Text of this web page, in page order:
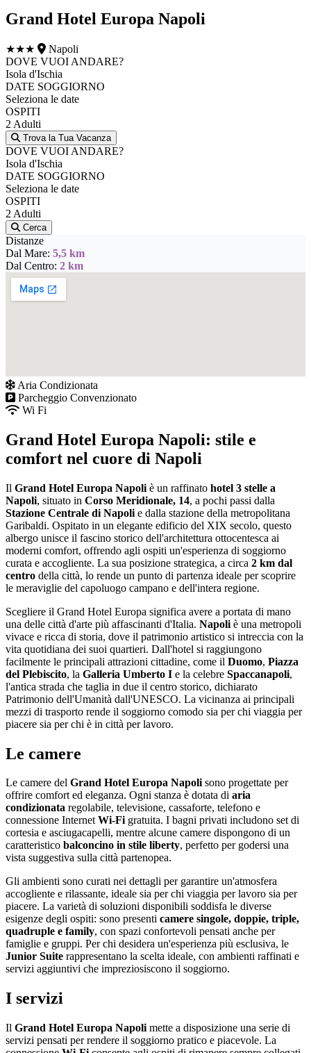
Grand Hotel Europa Napoli
★★★
Napoli
DOVE VUOI ANDARE?
Isola d'Ischia
DATE SOGGIORNO
Seleziona le date
OSPITI
2 Adulti
Trova la Tua Vacanza
DOVE VUOI ANDARE?
Isola d'Ischia
DATE SOGGIORNO
Seleziona le date
OSPITI
2 Adulti
Cerca
Distanze
Dal Mare: 5,5 km
Dal Centro: 2 km
Aria Condizionata
Parcheggio Convenzionato
Wi Fi
Grand Hotel Europa Napoli: stile e
comfort nel cuore di Napoli
Il Grand Hotel Europa Napoli è un raffinato hotel 3 stelle a
Napoli, situato in Corso Meridionale, 14, a pochi passi dalla
Stazione Centrale di Napoli e dalla stazione della metropolitana
Garibaldi. Ospitato in un elegante edificio del XIX secolo, questo
albergo unisce il fascino storico dell'architettura ottocentesca ai
moderni comfort, offrendo agli ospiti un'esperienza di soggiorno
curata e accogliente. La sua posizione strategica, a circa 2 km dal
centro della città, lo rende un punto di partenza ideale per scoprire
le meraviglie del capoluogo campano e dell'intera regione.
Scegliere il Grand Hotel Europa significa avere a portata di mano
una delle città d'arte più affascinanti d'Italia. Napoli è una metropoli
vivace e ricca di storia, dove il patrimonio artistico si intreccia con la
vita quotidiana dei suoi quartieri. Dall'hotel si raggiungono
facilmente le principali attrazioni cittadine, come il Duomo, Piazza
del Plebiscito, la Galleria Umberto I e la celebre Spaccanapoli,
l'antica strada che taglia in due il centro storico, dichiarato
Patrimonio dell'Umanità dall'UNESCO. La vicinanza ai principali
mezzi di trasporto rende il soggiorno comodo sia per chi viaggia per
piacere sia per chi è in città per lavoro.
Le camere
Le camere del Grand Hotel Europa Napolisono progettate per
offrire comfort ed eleganza. Ogni stanza è dotata di aria
condizionata regolabile, televisione, cassaforte, telefono e
connessione InternetWi-Figratuita. I bagni privati includono set di
cortesia e asciugacapelli, mentre alcune camere dispongono di un
caratteristico balconcino in stile liberty, perfetto per godersi una
vista suggestiva sulla città partenopea.
Gli ambienti sono curati nei dettagli per garantire un'atmosfera
accogliente e rilassante, ideale sia per chi viaggia per lavoro sia per
piacere. La varietà di soluzioni disponibili soddisfa le diverse
esigenze degli ospiti: sono presenti camere singole, doppie, triple,
quadruple e family, con spazi confortevoli pensati anche per
famiglie e gruppi. Per chi desidera un'esperienza più esclusiva, le
Junior Suite rappresentano la scelta ideale, con ambienti raffinati e
servizi aggiuntivi che impreziosiscono il soggiorno.
I servizi
Il Grand Hotel Europa Napoli mette a disposizione una serie di
servizi pensati per rendere il soggiorno pratico e piacevole. La